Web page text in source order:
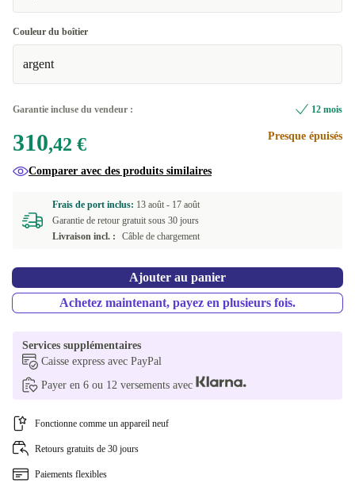
Couleur du boîtier
argent
Garantie incluse du vendeur : 12 mois
310,42 € Presque épuisés
Comparer avec des produits similaires
Frais de port inclus: 13 août - 17 août
Garantie de retour gratuit sous 30 jours
Livraison incl. :
Câble de chargement
Ajouter au panier
Achetez maintenant, payez en plusieurs fois.
Services supplémentaires
Caisse express avec PayPal
Payer en 6 ou 12 versements avec
Fonctionne comme un appareil neuf
Retours gratuits de 30 jours
Paiements flexibles